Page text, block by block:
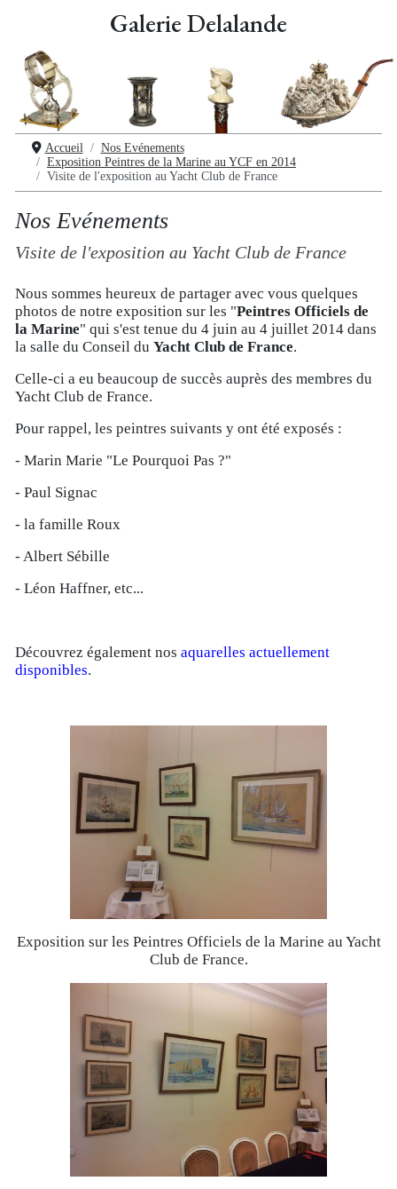
Galerie Delalande
Accueil
Nos Evénements
Exposition Peintres de la Marine au YCF en 2014
Visite de l'exposition au Yacht Club de France
Nos Evénements
Visite de l'exposition au Yacht Club de France
Nous sommes heureux de partager avec vous quelques
photos de notre exposition sur les "Peintres Officiels de
la Marine" qui s'est tenue du 4 juin au 4 juillet 2014 dans
la salle du Conseil duYacht Club de France.
Celle-ci a eu beaucoup de succès auprès des membres du
Yacht Club de France.
Pour rappel, les peintres suivants y ont été exposés :
- Marin Marie "Le Pourquoi Pas ?"
- Paul Signac
- la famille Roux
- Albert Sébille
- Léon Haffner, etc...
Découvrez également nosaquarelles actuellement
disponibles.
Exposition sur les Peintres Officiels de la Marine au Yacht
Club de France.